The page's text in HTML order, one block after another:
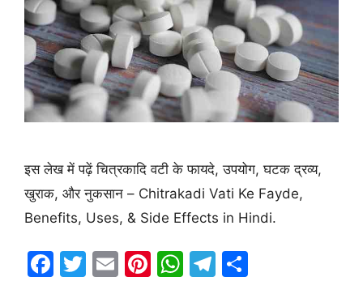
इस लेख में पढ़ें चित्रकादि वटी के फायदे, उपयोग, घटक द्रव्य,
खुराक, और नुकसान – Chitrakadi Vati Ke Fayde,
Benefits, Uses, & Side Effects in Hindi.
F
T
E
Pi W T